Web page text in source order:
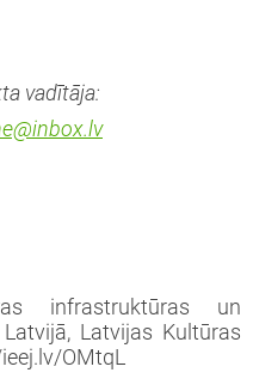
vadītāja:
infrastruktūras un
Latvijas Kultūras
OMtqL